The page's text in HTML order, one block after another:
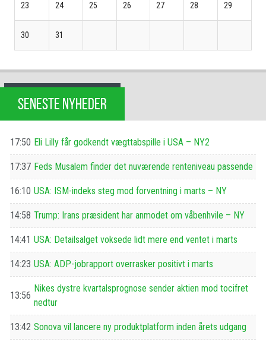
23 24 25 26 27 28 29
30 31
SENESTE NYHEDER
17:50 Eli Lilly får godkendt vægttabspille i USA – NY2
17:37 Feds Musalem finder det nuværende renteniveau passende
16:10 USA: ISM-indeks steg mod forventning i marts – NY
14:58 Trump: Irans præsident har anmodet om våbenhvile – NY
14:41 USA: Detailsalget voksede lidt mere end ventet i marts
14:23 USA: ADP-jobrapport overrasker positivt i marts
13:56
Nikes dystre kvartalsprognose sender aktien mod tocifret
nedtur
13:42 Sonova vil lancere ny produktplatform inden årets udgang